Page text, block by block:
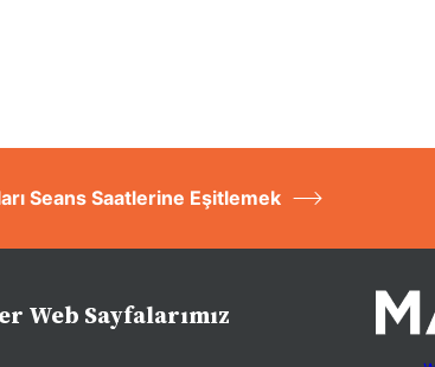
Seans Saatlerine Eşitlemek
Web Sayfalarımız